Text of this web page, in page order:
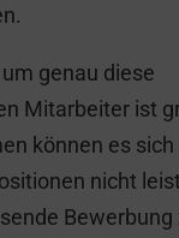
genau diese
Mitarbeiter ist
können es
nicht